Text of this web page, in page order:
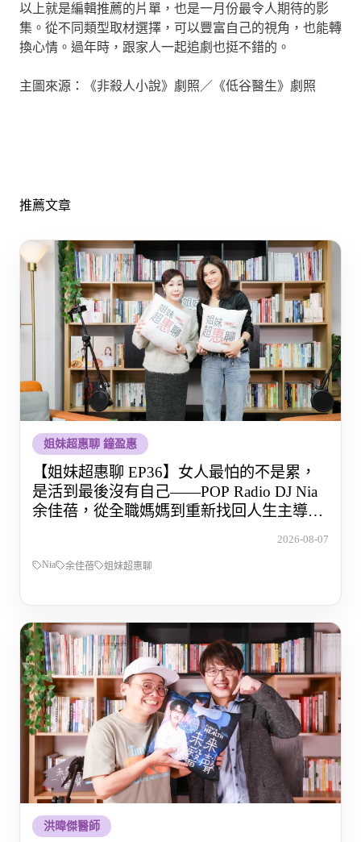
以上就是編輯推薦的片單，也是一月份最令人期待的影
集。從不同類型取材選擇，可以豐富自己的視角，也能轉
換心情。過年時，跟家人一起追劇也挺不錯的。
主圖來源：《非殺人小說》劇照／《低谷醫生》劇照
推薦文章
姐妹超惠聊 鐘盈惠
【姐妹超惠聊 EP36】女人最怕的不是累，
是活到最後沒有自己——POP Radio DJ Nia
余佳蓓，從全職媽媽到重新找回人生主導權
2026-08-07
Nia 余佳蓓 姐妹超惠聊
洪暐傑醫師